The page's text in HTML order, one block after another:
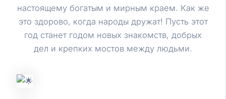
настоящему богатым и мирным краем. Как же
это здорово, когда народы дружат! Пусть этот
год станет годом новых знакомств, добрых
дел и крепких мостов между людьми.